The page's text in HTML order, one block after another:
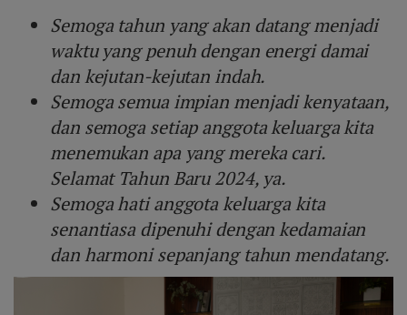
Semoga tahun yang akan datang menjadi
waktu yang penuh dengan energi damai
dan kejutan-kejutan indah.
Semoga semua impian menjadi kenyataan,
dan semoga setiap anggota keluarga kita
menemukan apa yang mereka cari.
Selamat Tahun Baru 2024, ya.
Semoga hati anggota keluarga kita
senantiasa dipenuhi dengan kedamaian
dan harmoni sepanjang tahun mendatang.